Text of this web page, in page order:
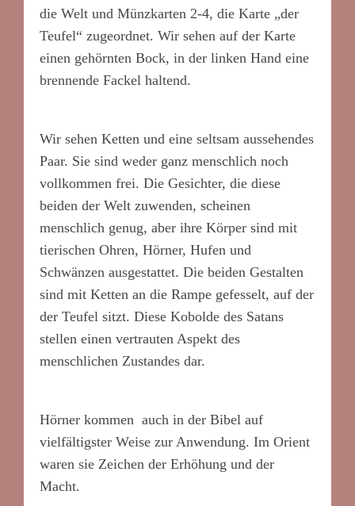
die Welt und Münzkarten 2-4, die Karte „der
Teufel“ zugeordnet. Wir sehen auf der Karte
einen gehörnten Bock, in der linken Hand eine
brennende Fackel haltend.
Wir sehen Ketten und eine seltsam aussehendes
Paar. Sie sind weder ganz menschlich noch
vollkommen frei. Die Gesichter, die diese
beiden der Welt zuwenden, scheinen
menschlich genug, aber ihre Körper sind mit
tierischen Ohren, Hörner, Hufen und
Schwänzen ausgestattet. Die beiden Gestalten
sind mit Ketten an die Rampe gefesselt, auf der
der Teufel sitzt. Diese Kobolde des Satans
stellen einen vertrauten Aspekt des
menschlichen Zustandes dar.
Hörner kommen auch in der Bibel auf
vielfältigster Weise zur Anwendung. Im Orient
waren sie Zeichen der Erhöhung und der
Macht.